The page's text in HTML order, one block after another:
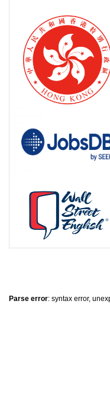
Parse error: syntax error,